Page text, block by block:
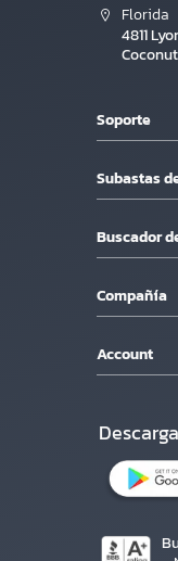
Florida
4811
Soporte
Subastas
Buscador
Compañía
Account